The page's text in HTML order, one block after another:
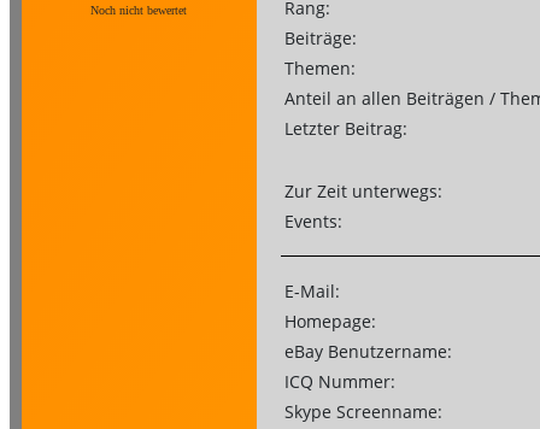
Noch nicht bewertet
Rang:
Beiträge:
Themen:
Anteil an allen Beiträgen /
Letzter Beitrag:
Zur Zeit unterwegs:
Events:
E-Mail:
Homepage:
eBay Benutzername:
ICQ Nummer:
Skype Screenname: